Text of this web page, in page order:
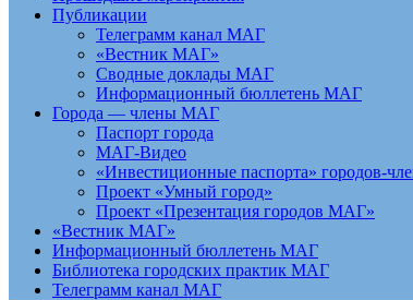
Публикации
Телеграмм канал МАГ
«Вестник МАГ»
Сводные доклады МАГ
Информационный бюллетень МАГ
Города — члены МАГ
Паспорт города
МАГ-Видео
«Инвестиционные паспорта» городов-
Проект «Умный город»
Проект «Презентация городов МАГ»
«Вестник МАГ»
Информационный бюллетень МАГ
Библиотека городских практик МАГ
Телеграмм канал МАГ